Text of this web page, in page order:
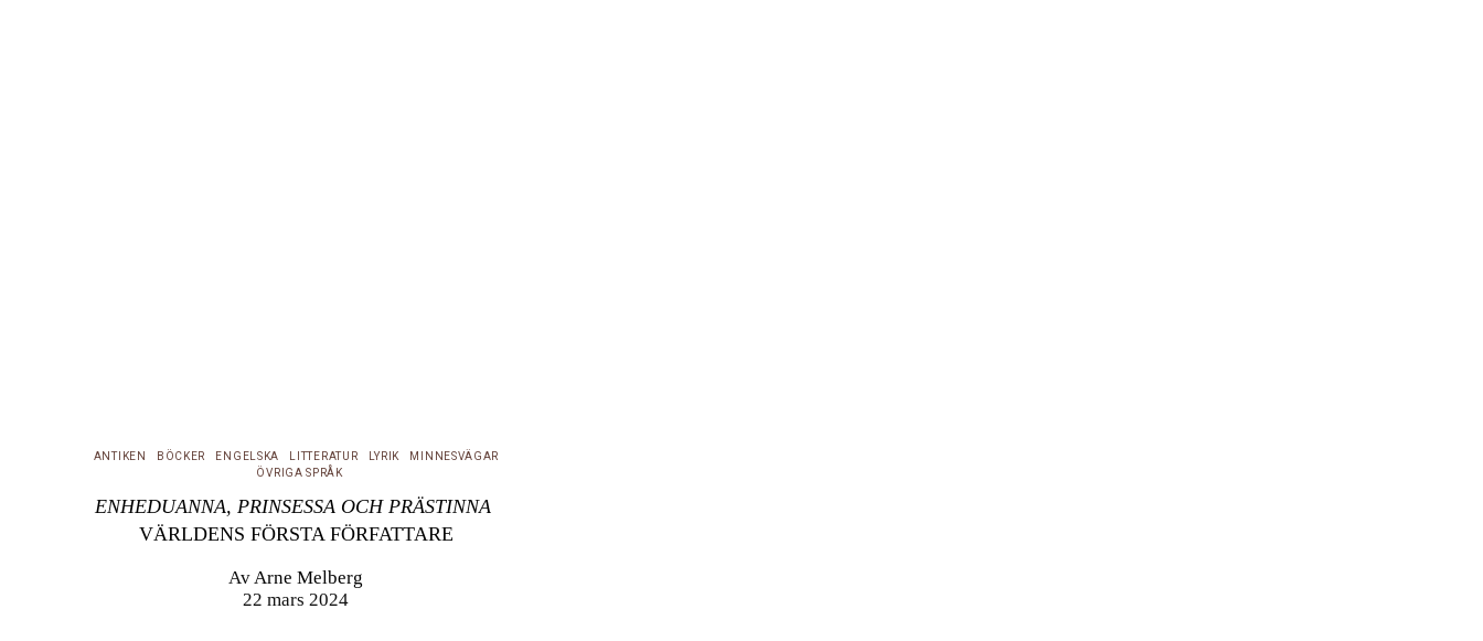
ANTIKEN BÖCKER ENGELSKA LITTERATUR LYRIK
MINNESVÄGAR
ÖVRIGA SPRÅK
ENHEDUANNA, PRINSESSA OCH PRÄSTINNA
VÄRLDENS FÖRSTA FÖRFATTARE
AvArne Melberg
22 mars 2024